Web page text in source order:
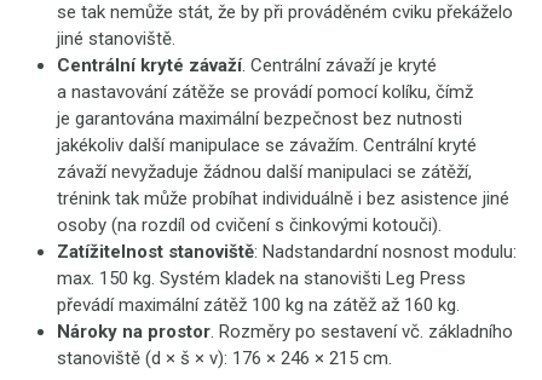
se tak nemůže stát, že by při prováděném cviku překáželo
jiné stanoviště.
Centrální kryté závaží. Centrální závaží je kryté
a nastavování zátěže se provádí pomocí kolíku, čímž
je garantována maximální bezpečnost bez nutnosti
jakékoliv další manipulace se závažím. Centrální kryté
závaží nevyžaduje žádnou další manipulaci se zátěží,
trénink tak může probíhat individuálně i bez asistence jiné
osoby (na rozdíl od cvičení s činkovými kotouči).
Zatížitelnost stanoviště: Nadstandardní nosnost modulu:
max. 150 kg. Systém kladek na stanovišti Leg Press
převádí maximální zátěž 100 kg na zátěž až 160 kg.
Nároky na prostor. Rozměry po sestavení vč. základního
stanoviště (d × š × v): 176 × 246 × 215 cm.